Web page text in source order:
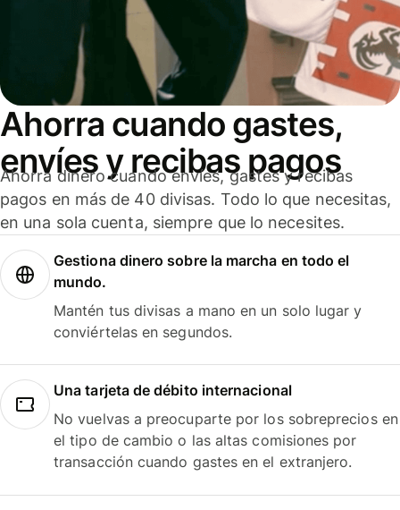
Ahorra cuando gastes,
envíes y recibas pagos
Ahorra dinero cuando envíes, gastes y recibas
pagos en más de 40 divisas. Todo lo que necesitas,
en una sola cuenta, siempre que lo necesites.
Gestiona dinero sobre la marcha en todo el
mundo.
Mantén tus divisas a mano en un solo lugar y
conviértelas en segundos.
Una tarjeta de débito internacional
No vuelvas a preocuparte por los sobreprecios en
el tipo de cambio o las altas comisiones por
transacción cuando gastes en el extranjero.